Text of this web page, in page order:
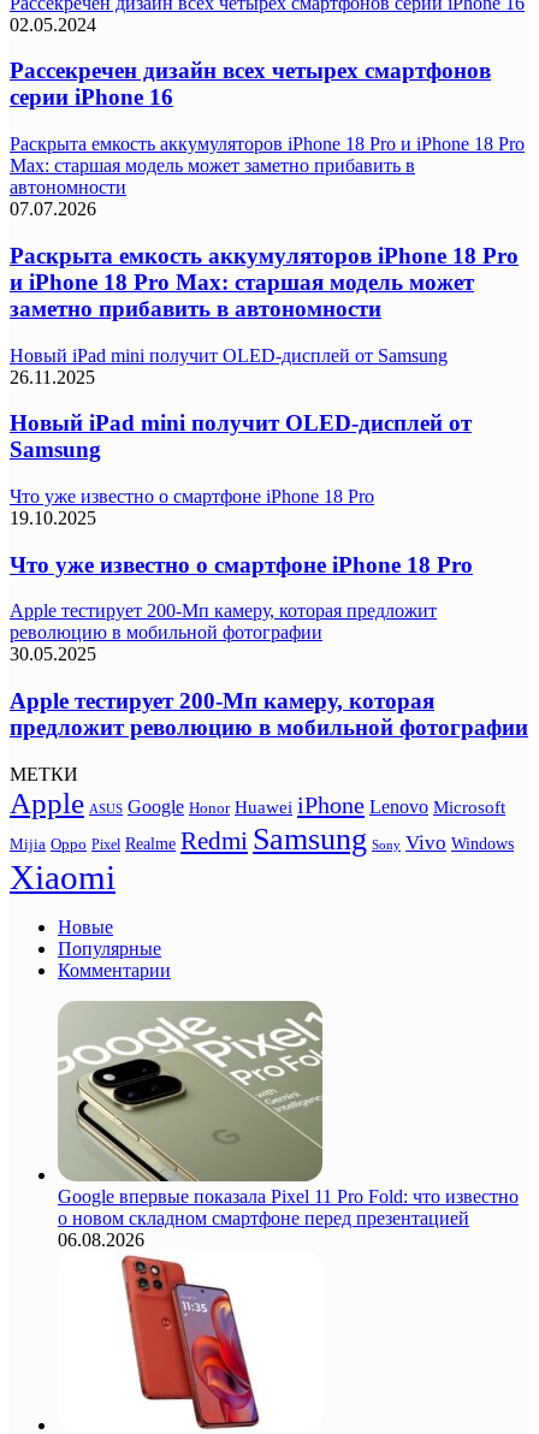
02.05.2024
Рассекречен дизайн всех четырех смартфонов
серии iPhone 16
Раскрыта емкость аккумуляторов iPhone 18 Pro и iPhone 18 Pro
Max: старшая модель может заметно прибавить в
автономности
07.07.2026
Раскрыта емкость аккумуляторов iPhone 18 Pro
и iPhone 18 Pro Max: старшая модель может
заметно прибавить в автономности
Новый iPad mini получит OLED-дисплей от Samsung
26.11.2025
Новый iPad mini получит OLED-дисплей от
Samsung
Что уже известно о смартфоне iPhone 18 Pro
19.10.2025
Что уже известно о смартфоне iPhone 18 Pro
Apple тестирует 200-Мп камеру, которая предложит
революцию в мобильной фотографии
30.05.2025
Apple тестирует 200-Мп камеру, которая
предложит революцию в мобильной фотографии
МЕТКИ
Apple ASUS Google Honor Huawei iPhone Lenovo Microsoft
Mijia Oppo Pixel Realme Redmi Samsung Sony Vivo Windows
Xiaomi
Новые
Популярные
Комментарии
Google впервые показала Pixel 11 Pro Fold: что известно
о новом складном смартфоне перед презентацией
06.08.2026